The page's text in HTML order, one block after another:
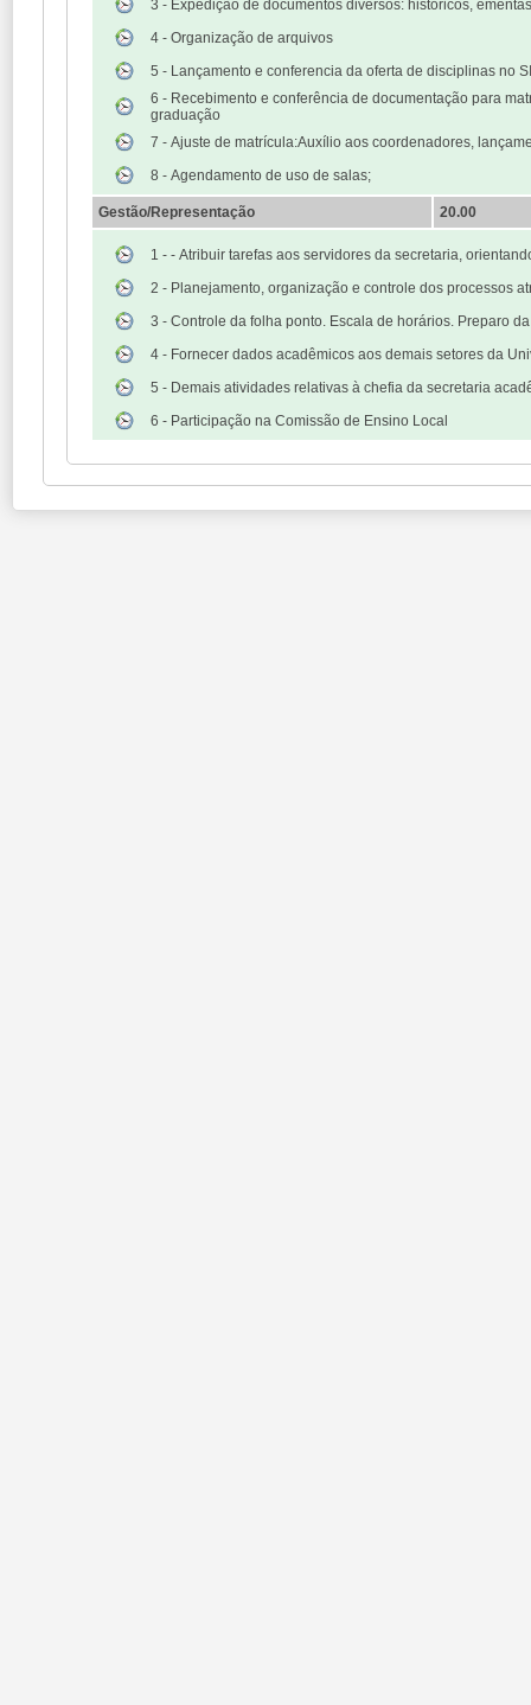
3 - Expedição de documentos diversos: históricos,
4 - Organização de arquivos
5 - Lançamento e conferencia da oferta de disciplinas no
6 - Recebimento e conferência de documentação para
graduação
7 - Ajuste de matrícula:Auxílio aos coordenadores,
8 - Agendamento de uso de salas;
Gestão/Representação 20.00
1 - - Atribuir tarefas aos servidores da secretaria,
2 - Planejamento, organização e controle dos processos
3 - Controle da folha ponto. Escala de horários. Preparo
4 - Fornecer dados acadêmicos aos demais setores da
5 - Demais atividades relativas à chefia da secretaria
6 - Participação na Comissão de Ensino Local